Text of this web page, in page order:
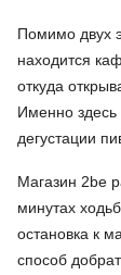
Помимо двух
находится
откуда
Именно здесь
дегустации
Магазин 2be
минутах
остановка к
способ